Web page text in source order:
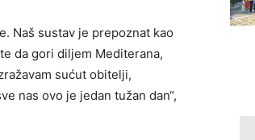
Naš sustav je prepoznat kao
da gori diljem Mediterana,
sućut obitelji,
nas ovo je jedan tužan dan“,